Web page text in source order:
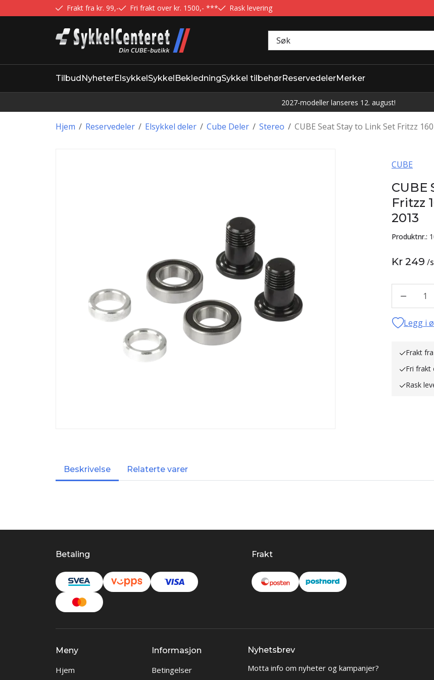
Frakt fra kr. 99,- Fri frakt over kr. 1500,- *** Rask levering
TilbudNyheterElsykkelSykkelBekledningSykkel tilbehørReservedelerMerker
2027-modeller lanseres 12. august!
/
Hjem /
Reservedeler /
Elsykkel deler /
Cube Deler /
Stereo CUBE Seat Stay to Link Set Fritzz
CUBE
CUBE
Fritzz
2013
Produktnr.:
Kr 249 /
1
Legg i
Frakt
Fri frakt
Rask
Beskrivelse Relaterte varer
Betaling Frakt
Meny
Hjem
Informasjon
Betingelser
Nyhetsbrev
Motta info om nyheter og kampanjer?